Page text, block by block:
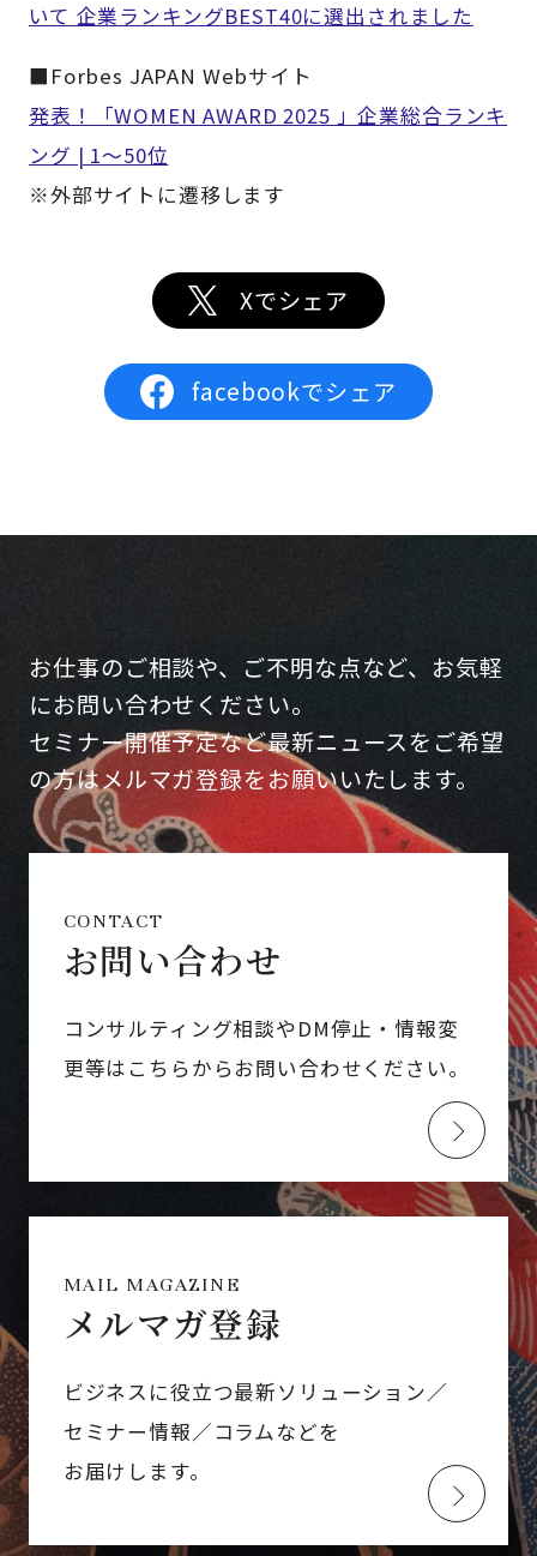
いて 企業ランキングBEST40に選出されました
■Forbes JAPAN Webサイト
発表！「WOMEN AWARD 2025 」企業総合ランキ
ング | 1〜50位
※外部サイトに遷移します
Xでシェア
facebookでシェア
お仕事のご相談や、ご不明な点など、お気軽
にお問い合わせください。
セミナー開催予定など最新ニュースをご希望
の方はメルマガ登録をお願いいたします。
CONTACT
お問い合わせ
コンサルティング相談やDM停止・情報変
更等はこちらからお問い合わせください。
MAIL MAGAZINE
メルマガ登録
ビジネスに役立つ最新ソリューション／
セミナー情報／コラムなどを
お届けします。